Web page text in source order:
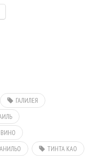
ГАЛИЛЕЯ
ТИНТА КАО